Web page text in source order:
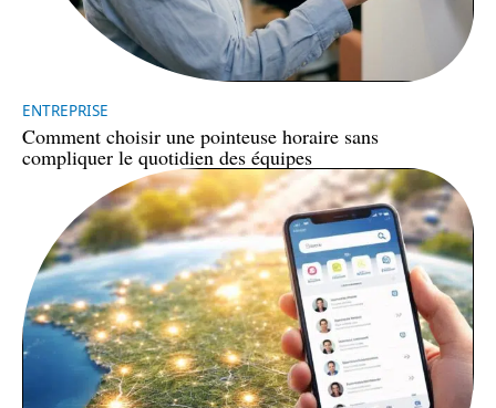
ENTREPRISE
Comment choisir une pointeuse horaire sans
compliquer le quotidien des équipes